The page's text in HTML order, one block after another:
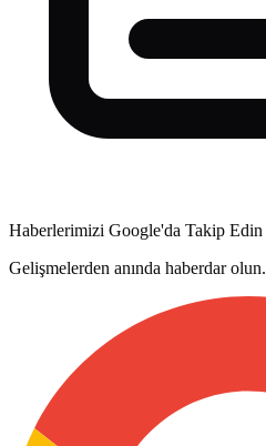
Haberlerimizi Google'da Takip Edin
Gelişmelerden anında haberdar olun.